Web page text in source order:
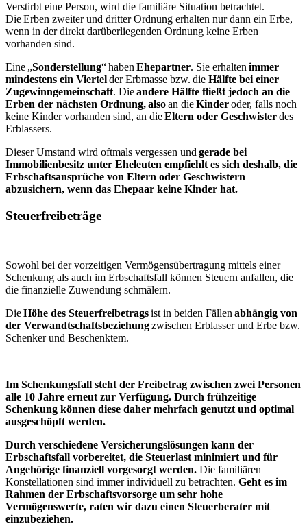
Verstirbt eine Person, wird die familiäre Situation betrachtet.
Die Erben zweiter und dritter Ordnung erhalten nur dann ein Erbe,
wenn in der direkt darüberliegenden Ordnung keine Erben
vorhanden sind.
Eine „Sonderstellung“ haben Ehepartner. Sie erhalten immer
mindestens ein Viertelder Erbmasse bzw. die Hälfte bei einer
Zugewinngemeinschaft. Dieandere Hälfte fließt jedoch an die
Erben der nächsten Ordnung, alsoan dieKinderoder, falls noch
keine Kinder vorhanden sind, an dieEltern oder Geschwisterdes
Erblassers.
Dieser Umstand wird oftmals vergessen und gerade bei
Immobilienbesitz unter Eheleuten empfiehlt es sich deshalb, die
Erbschaftsansprüche von Eltern oder Geschwistern
abzusichern, wenn das Ehepaar keine Kinder hat.
Steuerfreibeträge
Sowohl bei der vorzeitigen Vermögensübertragung mittels einer
Schenkung als auch im Erbschaftsfall können Steuern anfallen, die
die finanzielle Zuwendung schmälern.
DieHöhe des Steuerfreibetragsist in beiden Fällenabhängig von
der Verwandtschaftsbeziehungzwischen Erblasser und Erbe bzw.
Schenker und Beschenktem.
Im Schenkungsfall steht der Freibetrag zwischen zwei Personen
alle 10 Jahre erneut zur Verfügung. Durch frühzeitige
Schenkung können diese daher mehrfach genutzt und optimal
ausgeschöpft werden.
Durch verschiedene Versicherungslösungen kann der
Erbschaftsfall vorbereitet, die Steuerlast minimiert und für
Angehörige finanziell vorgesorgt werden. Die familiären
Konstellationen sind immer individuell zu betrachten. Geht es im
Rahmen der Erbschaftsvorsorge um sehr hohe
Vermögenswerte, raten wir dazu einen Steuerberater mit
einzubeziehen.